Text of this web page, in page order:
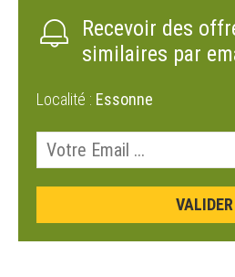
Recevoir des
similaires par
Localité : Essonne